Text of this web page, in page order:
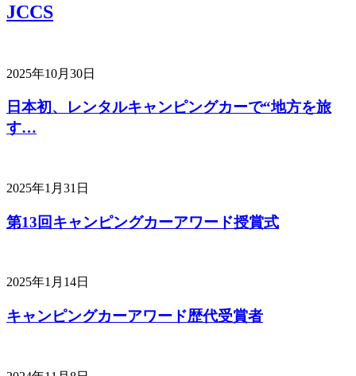
JCCS
2025年10月30日
日本初、レンタルキャンピングカーで“地方を旅
す…
2025年1月31日
第13回キャンピングカーアワード授賞式
2025年1月14日
キャンピングカーアワード歴代受賞者